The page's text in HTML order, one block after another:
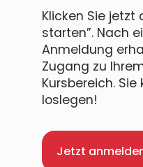
Klicken Sie jetzt
starten”. Nach
Anmeldung
Zugang zu
Kursbereich.
loslegen!
Jetzt